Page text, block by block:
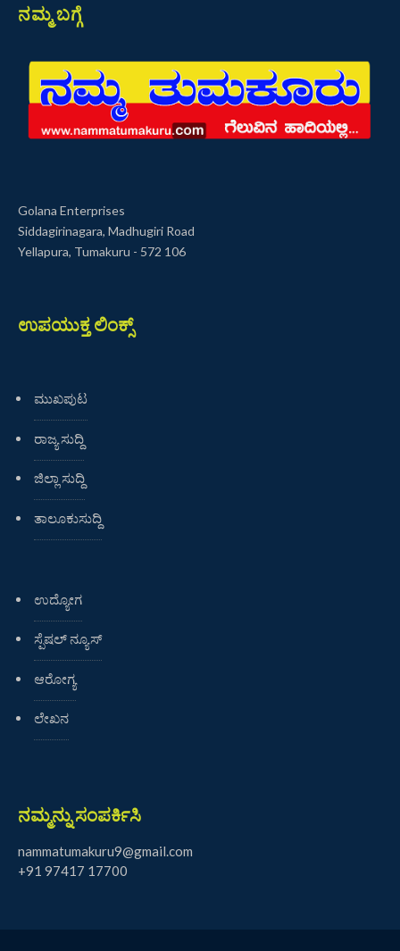
ನಮ್ಮ ಬಗ್ಗೆ
Golana Enterprises
Siddagirinagara, Madhugiri Road
Yellapura, Tumakuru - 572 106
ಉಪಯುಕ್ತ ಲಿಂಕ್ಸ್
ಮುಖಪುಟ
ರಾಜ್ಯ ಸುದ್ದಿ
ಜಿಲ್ಲಾ ಸುದ್ದಿ
ತಾಲೂಕುಸುದ್ದಿ
ಉದ್ಯೋಗ
ಸ್ಪೆಷಲ್ ನ್ಯೂಸ್
ಆರೋಗ್ಯ
ಲೇಖನ
ನಮ್ಮನ್ನು ಸಂಪರ್ಕಿಸಿ
nammatumakuru9@gmail.com
+91 97417 17700